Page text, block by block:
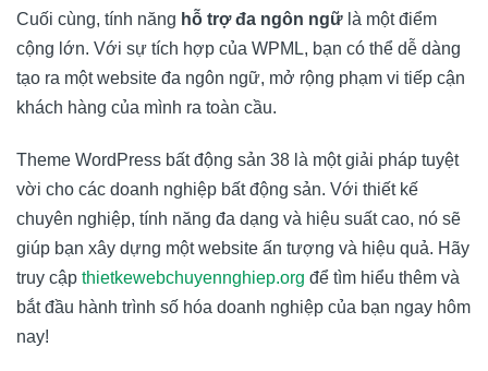
Cuối cùng, tính năng hỗ trợ đa ngôn ngữ là một điểm
cộng lớn. Với sự tích hợp của WPML, bạn có thể dễ dàng
tạo ra một website đa ngôn ngữ, mở rộng phạm vi tiếp cận
khách hàng của mình ra toàn cầu.
Theme WordPress bất động sản 38 là một giải pháp tuyệt
vời cho các doanh nghiệp bất động sản. Với thiết kế
chuyên nghiệp, tính năng đa dạng và hiệu suất cao, nó sẽ
giúp bạn xây dựng một website ấn tượng và hiệu quả. Hãy
truy cập thietkewebchuyennghiep.org để tìm hiểu thêm và
bắt đầu hành trình số hóa doanh nghiệp của bạn ngay hôm
nay!